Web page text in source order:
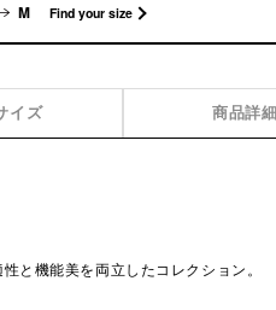
M Find your size
イズ 商品詳細
と機能美を両立したコレクション。